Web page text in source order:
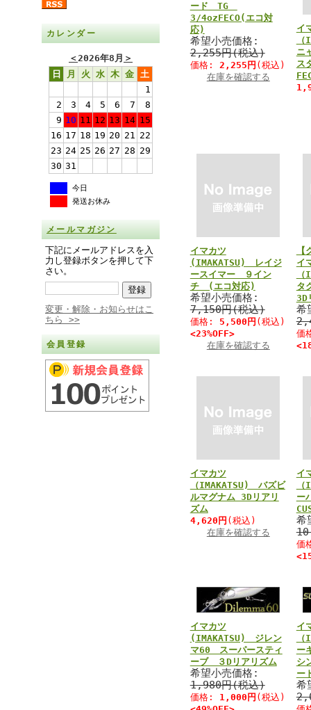
カレンダー
＜2026年8月 ＞
日
月 火 水 木 金 土
1
2
3 4 5 6 7
8
9 10 11 12 13 14 15
16 17 18 19 20 21 22
23 24 25 26 27 28 29
30 31
今日
発送お休み
メールマガジン
下記にメールアドレスを入
力し登録ボタンを押して下
さい。
変更・解除・お知らせはこ
ちら >>
会員登録
ード TG
3/4ozFECO(エコ対
応)
希望小売価格:
2,255円(税込)
価格: 2,255円 (税込)
在庫を確認する
イ
ニ
ス
イマカツ
(IMAKATSU) レイジ
ースイマー ９イン
チ (エコ対応)
希望小売価格:
7,150円(税込)
価格: 5,500円 (税込)
<23%OFF>
在庫を確認する
イ
タ
3D
希
価
イマカツ
（IMAKATSU) バズビ
ルマグナム 3Dリアリ
ズム
4,620円 (税込)
在庫を確認する
イ
ー
希
価
イマカツ
(IMAKATSU) ジレン
マ60 スーパースティ
ーブ ３Dリアリズム
希望小売価格:
1,980円(税込)
価格: 1,000円 (税込)
イ
ー
シ
ー
希